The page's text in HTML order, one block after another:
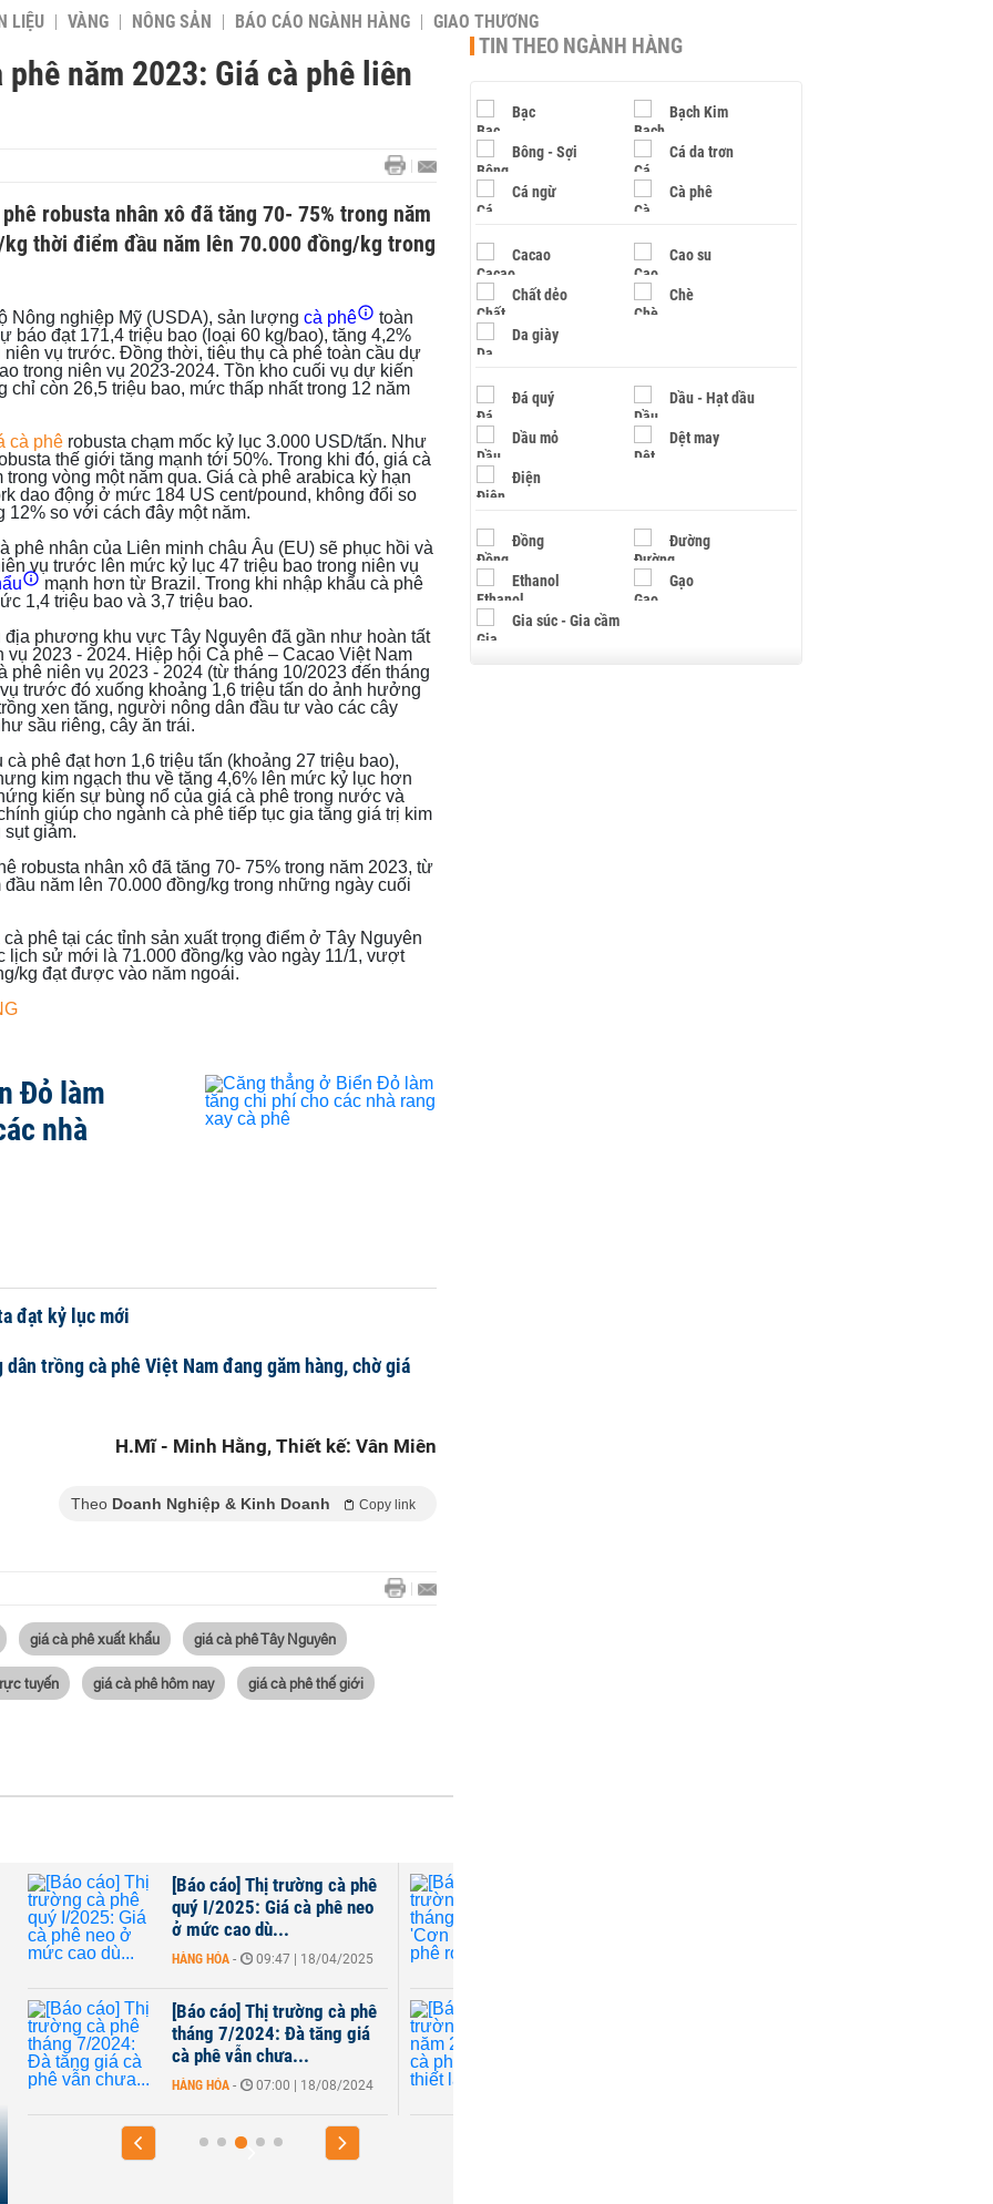
LIỆU VÀNG NÔNG SẢN BÁO CÁO NGÀNH HÀNG GIAO THƯƠNG
năm 2023: Giá cà phê liên
robusta nhân xô đã tăng 70- 75% trong năm
thời điểm đầu năm lên 70.000 đồng/kg trong
Nông nghiệp Mỹ (USDA), sản lượng cà phê
toàn
báo đạt 171,4 triệu bao (loại 60 kg/bao), tăng 4,2%
vụ trước. Đồng thời, tiêu thụ cà phê toàn cầu dự
trong niên vụ 2023-2024. Tồn kho cuối vụ dự kiến
chỉ còn 26,5 triệu bao, mức thấp nhất trong 12 năm
cà phê robusta chạm mốc kỷ lục 3.000 USD/tấn. Như
thế giới tăng mạnh tới 50%. Trong khi đó, giá cà
vòng một năm qua. Giá cà phê arabica kỳ hạn
dao động ở mức 184 US cent/pound, không đổi so
so với cách đây một năm.
phê nhân của Liên minh châu Âu (EU) sẽ phục hồi và
vụ trước lên mức kỷ lục 47 triệu bao trong niên vụ
mạnh hơn từ Brazil. Trong khi nhập khẩu cà phê
1,4 triệu bao và 3,7 triệu bao.
địa phương khu vực Tây Nguyên đã gần như hoàn tất
vụ 2023 - 2024. Hiệp hội Cà phê – Cacao Việt Nam
phê niên vụ 2023 - 2024 (từ tháng 10/2023 đến tháng
trước đó xuống khoảng 1,6 triệu tấn do ảnh hưởng
xen tăng, người nông dân đầu tư vào các cây
sầu riêng, cây ăn trái.
phê đạt hơn 1,6 triệu tấn (khoảng 27 triệu bao),
kim ngạch thu về tăng 4,6% lên mức kỷ lục hơn
kiến sự bùng nổ của giá cà phê trong nước và
giúp cho ngành cà phê tiếp tục gia tăng giá trị kim
giảm.
robusta nhân xô đã tăng 70- 75% trong năm 2023, từ
năm lên 70.000 đồng/kg trong những ngày cuối
phê tại các tỉnh sản xuất trọng điểm ở Tây Nguyên
lịch sử mới là 71.000 đồng/kg vào ngày 11/1, vượt
kg đạt được vào năm ngoái.
Đỏ làm
nhà
đạt kỷ lục mới
trồng cà phê Việt Nam đang găm hàng, chờ giá
H.Mĩ - Minh Hằng, Thiết kế: Vân Miên
Theo Doanh Nghiệp & Kinh Doanh Copy link
giá cà phê xuất khẩu giá cà phê Tây Nguyên
tuyến giá cà phê hôm nay giá cà phê thế giới
[Báo cáo] Thị trường cà phê
quý I/2025: Giá cà phê neo
ở mức cao dù...
HÀNG HÓA - 09:47 | 18/04/2025
[Báo cáo] Thị trường cà phê
tháng 7/2024: Đà tăng giá
cà phê vẫn chưa...
HÀNG HÓA - 07:00 | 18/08/2024
TIN THEO NGÀNH HÀNG
Bạc Bạch Kim
Bông - Sợi Cá da trơn
Cá ngừ Cà phê
Cacao Cao su
Chất dẻo Chè
Da giày
Đá quý Dầu - Hạt dầu
Dầu mỏ Dệt may
Điện
Đồng Đường
Ethanol Gạo
Gia súc - Gia cầm